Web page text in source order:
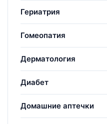
Гериатрия
Гомеопатия
Дерматология
Диабет
Домашние аптечки